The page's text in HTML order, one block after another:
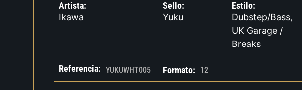
Artista:
Ikawa
Sello:
Yuku
Estilo:
Dubstep/Bass,
UK Garage /
Breaks
Referencia: YUKUWHT005 Formato: 12